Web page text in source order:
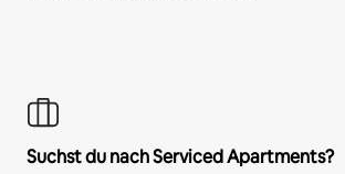
Suchst du nach Serviced Apartments?